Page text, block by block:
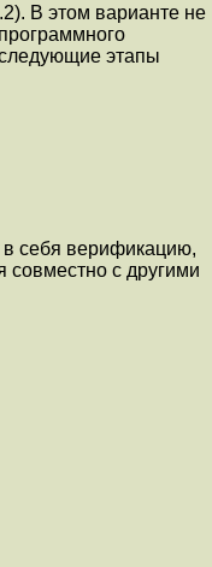
В этом варианте не
этапы
в себя верификацию,
совместно с другими